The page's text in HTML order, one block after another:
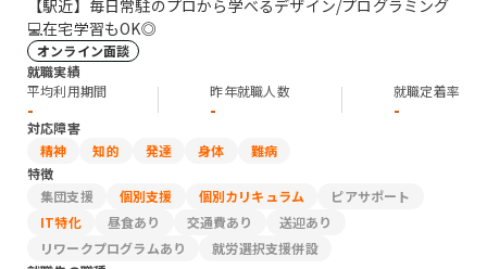
【駅近】毎日常駐のプロから学べるデザイン/プログラミング
💻在宅学習もOK◎
オンライン面談
就職実績
平均利用期間
-
昨年就職人数
-
就職定着率
-
対応障害
精神
知的 発達 身体
難病
特徴
集団支援
個別支援 個別カリキュラム
ピアサポート
IT特化
昼食あり 交通費あり
送迎あり
リワークプログラムあり
就労選択支援併設